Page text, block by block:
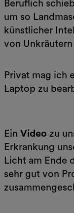
Beruflich
um so
künstlicher
von
Privat mag ich
Laptop zu
Ein Video zu
Erkrankung
Licht am Ende
sehr gut von